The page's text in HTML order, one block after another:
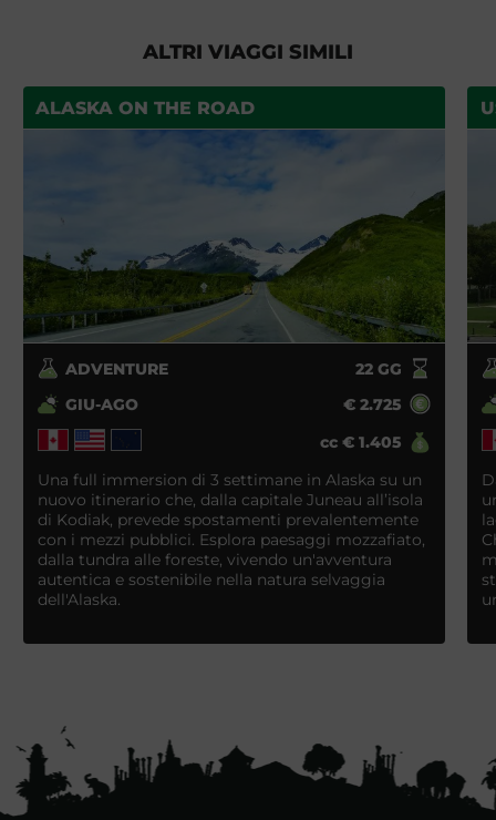
ALTRI VIAGGI SIMILI
ALASKA ON THE ROAD
ADVENTURE 22 GG
GIU-AGO
€ 2.725
cc€ 1.405
Una full immersion di 3 settimane in Alaska su un
nuovo itinerario che, dalla capitale Juneau all’isola
di Kodiak, prevede spostamenti prevalentemente
con i mezzi pubblici. Esplora paesaggi mozzafiato,
dalla tundra alle foreste, vivendo un'avventura
autentica e sostenibile nella natura selvaggia
dell'Alaska.